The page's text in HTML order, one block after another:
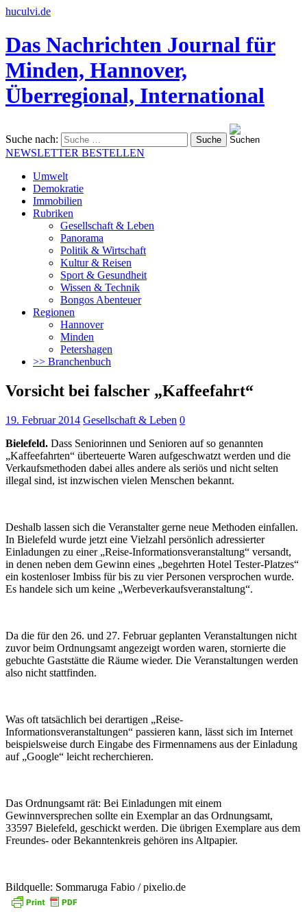
huculvi.de
Das Nachrichten Journal für
Minden, Hannover,
Überregional, International
Suche nach:
NEWSLETTER BESTELLEN
Umwelt
Demokratie
Immobilien
Rubriken
Gesellschaft & Leben
Panorama
Politik & Wirtschaft
Kultur & Reisen
Sport & Gesundheit
Wissen & Technik
Bongos Abenteuer
Regionen
Hannover
Minden
Petershagen
>> Branchenbuch
Vorsicht bei falscher „Kaffeefahrt“
19. Februar 2014 Gesellschaft & Leben 0
Bielefeld. Dass Seniorinnen und Senioren auf so genannten
„Kaffeefahrten“ überteuerte Waren aufgeschwatzt werden und die
Verkaufsmethoden dabei alles andere als seriös und nicht selten
illegal sind, ist inzwischen vielen Menschen bekannt.
Deshalb lassen sich die Veranstalter gerne neue Methoden einfallen.
In Bielefeld wurde jetzt eine Vielzahl persönlich adressierter
Einladungen zu einer „Reise-Informationsveranstaltung“ versandt,
in denen neben dem Gewinn eines „begehrten Hotel Tester-Platzes“
ein kostenloser Imbiss für bis zu vier Personen versprochen wurde.
Es handele sich um keine „Werbeverkaufsveranstaltung“.
Da die für den 26. und 27. Februar geplanten Veranstaltungen nicht
zuvor beim Ordnungsamt angezeigt worden waren, stornierte die
gebuchte Gaststätte die Räume wieder. Die Veranstaltungen werden
also nicht stattfinden.
Was oft tatsächlich bei derartigen „Reise-
Informationsveranstaltungen“ passieren kann, lässt sich im Internet
beispielsweise durch Eingabe des Firmennamens aus der Einladung
auf „Google“ leicht recherchieren.
Das Ordnungsamt rät: Bei Einladungen mit einem
Gewinnversprechen sollte ein Exemplar an das Ordnungsamt,
33597 Bielefeld, geschickt werden. Die übrigen Exemplare aus dem
Freundes- oder Bekanntenkreis gehören ins Altpapier.
Bildquelle: Sommaruga Fabio / pixelio.de